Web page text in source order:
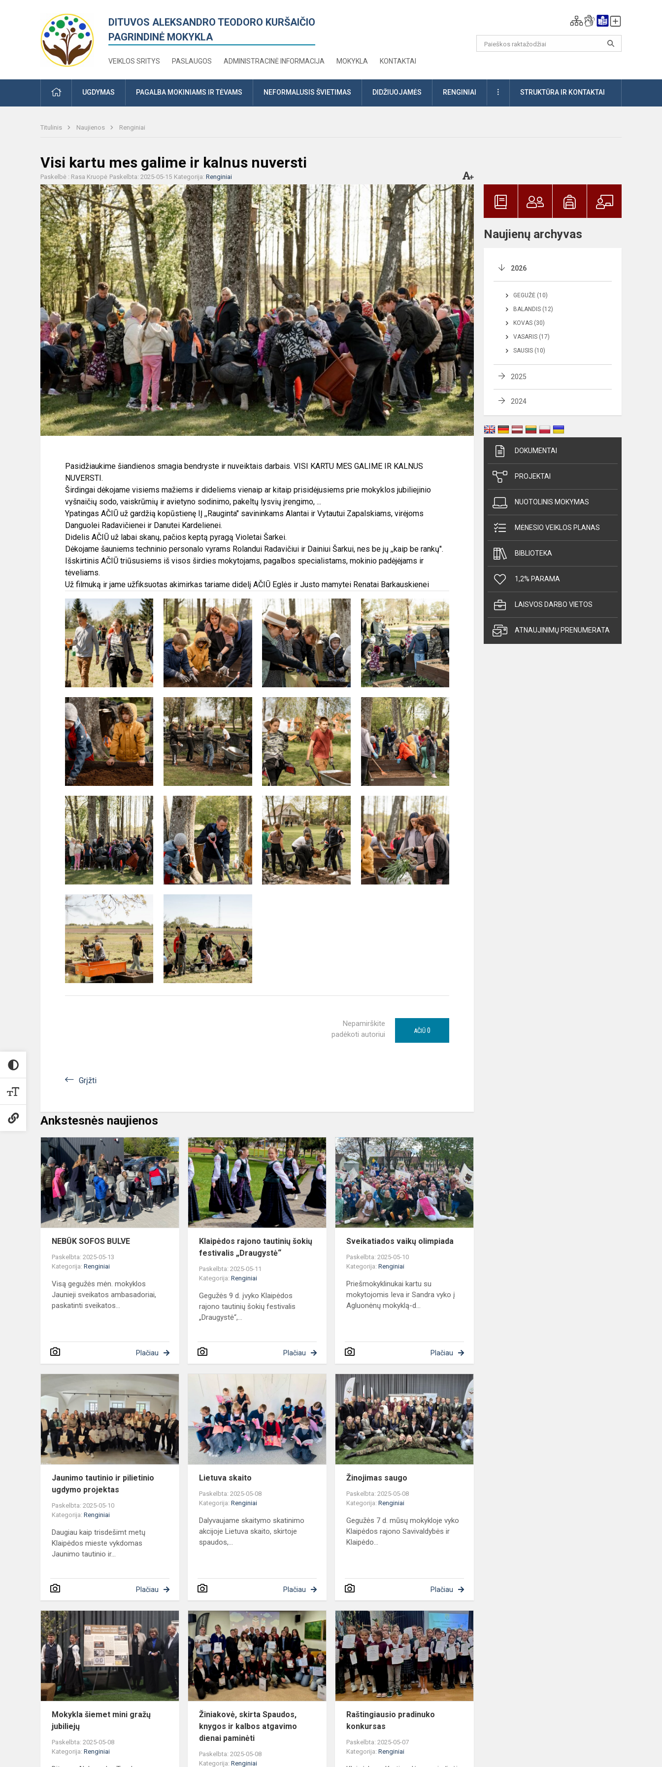
DITUVOS ALEKSANDRO TEODORO KURŠAIČIO
PAGRINDINĖ MOKYKLA
VEIKLOS SRITYS PASLAUGOS ADMINISTRACINĖ INFORMACIJA MOKYKLA KONTAKTAI
PRADŽIAUGDYMAS PAGALBA MOKINIAMS IR TĖVAMS NEFORMALUSIS ŠVIETIMAS DIDŽIUOJAMĖS RENGINIAI DAUGIAUSTRUKTŪRA IR KONTAKTAI
Titulinis Naujienos Renginiai
Visi kartu mes galime ir kalnus nuversti
Paskelbė : Rasa Kruopė Paskelbta: 2025-05-15 Kategorija: Renginiai
Pasidžiaukime šiandienos smagia bendryste ir nuveiktais darbais. VISI KARTU MES GALIME IR KALNUS
NUVERSTI.
Širdingai dėkojame visiems mažiems ir dideliems vienaip ar kitaip prisidėjusiems prie mokyklos jubiliejinio
vyšnaičių sodo, vaiskrūmių ir avietyno sodinimo, pakeltų lysvių įrengimo, ...
Ypatingas AČIŪ už gardžią kopūstienę IĮ ,,Rauginta" savininkams Alantai ir Vytautui Zapalskiams, virėjoms
Danguolei Radavičienei ir Danutei Kardelienei.
Didelis AČIŪ už labai skanų, pačios keptą pyragą Violetai Šarkei.
Dėkojame šauniems techninio personalo vyrams Rolandui Radavičiui ir Dainiui Šarkui, nes be jų ,,kaip be rankų".
Išskirtinis AČIŪ triūsusiems iš visos širdies mokytojams, pagalbos specialistams, mokinio padėjėjams ir
tėveliams.
Už filmuką ir jame užfiksuotas akimirkas tariame didelį AČIŪ Eglės ir Justo mamytei Renatai Barkauskienei
Nepamirškite
padėkoti autoriui
AČIŪ 0
Grįžti
Ankstesnės naujienos
NEBŪK
SOFOS
BULVE
NEBŪK SOFOS BULVE
Paskelbta: 2025-05-13
Kategorija: Renginiai
Visą gegužės mėn. mokyklos
Jaunieji sveikatos ambasadoriai,
paskatinti sveikatos...
Plačiau
Klaipėdos
rajono
tautinių
šokių
festivalis
„Draugystė“
Klaipėdos rajono tautinių šokių
festivalis „Draugystė“
Paskelbta: 2025-05-11
Kategorija:Renginiai
Gegužės 9 d. įvyko Klaipėdos
rajono tautinių šokių festivalis
„Draugystė“,...
Plačiau
Sveikatiados
vaikų
olimpiada
Sveikatiados vaikų olimpiada
Paskelbta: 2025-05-10
Kategorija:Renginiai
Priešmokyklinukai kartu su
mokytojomis Ieva ir Sandra vyko į
Agluonėnų mokyklą-d...
Plačiau
Jaunimo
tautinio
pilietinio
ugdymo
projektas
Jaunimo tautinio ir pilietinio
ugdymo projektas
Paskelbta: 2025-05-10
Kategorija: Renginiai
Daugiau kaip trisdešimt metų
Klaipėdos mieste vykdomas
Jaunimo tautinio ir...
Plačiau
Lietuva
skaito
Lietuva skaito
Paskelbta: 2025-05-08
Kategorija:Renginiai
Dalyvaujame skaitymo skatinimo
akcijoje Lietuva skaito, skirtoje
spaudos,...
Plačiau
Žinojimas
saugo
Žinojimas saugo
Paskelbta: 2025-05-08
Kategorija:Renginiai
Gegužės 7 d. mūsų mokykloje vyko
Klaipėdos rajono Savivaldybės ir
Klaipėdo...
Plačiau
Mokykla
šiemet
mini
gražų
jubiliejų
Mokykla šiemet mini gražų
jubiliejų
Paskelbta: 2025-05-08
Kategorija: Renginiai
Žiniakovė,
skirta
Spaudos,
knygos
ir
kalbos
atgavimo
dienai...
Žiniakovė, skirta Spaudos,
knygos ir kalbos atgavimo
dienai paminėti
Paskelbta: 2025-05-08
Kategorija:Renginiai
Raštingiausio
konkursas
Raštingiausio pradinuko
konkursas
Paskelbta: 2025-05-07
Kategorija:Renginiai
Naujienų archyvas
2026
GEGUŽĖ (10)
BALANDIS (12)
KOVAS (30)
VASARIS (17)
SAUSIS (10)
2025
2024
DOKUMENTAI
PROJEKTAI
NUOTOLINIS MOKYMAS
MĖNESIO VEIKLOS PLANAS
BIBLIOTEKA
1,2% PARAMA
LAISVOS DARBO VIETOS
ATNAUJINIMŲ PRENUMERATA